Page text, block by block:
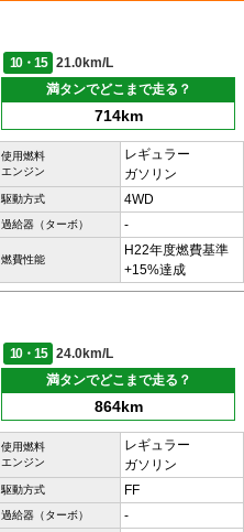
10・15
21.0km/L
満タンでどこまで走る？
714km
使用燃料
エンジン
レギュラー
ガソリン
駆動方式 4WD
過給器（ターボ） -
燃費性能
H22年度燃費基準
+15%達成
10・15
24.0km/L
満タンでどこまで走る？
864km
使用燃料
エンジン
レギュラー
ガソリン
駆動方式 FF
過給器（ターボ） -